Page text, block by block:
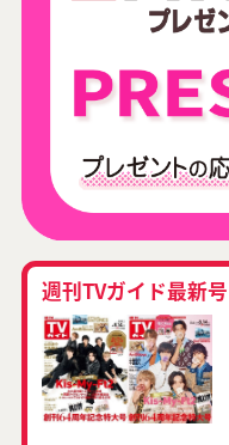
週刊TVガイド最新号